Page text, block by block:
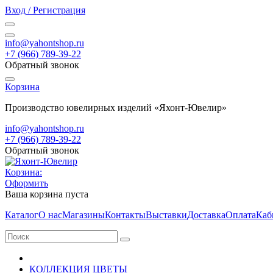
Вход / Регистрация
info@yahontshop.ru
+7 (966) 789-39-22
Обратный звонок
Корзина
Производство ювелирных изделий «Яхонт-Ювелир»
info@yahontshop.ru
+7 (966) 789-39-22
Обратный звонок
Корзина:
Оформить
Ваша корзина пуста
КаталогО насМагазиныКонтактыВыставкиДоставкаОплата
КОЛЛЕКЦИЯ ЦВЕТЫ